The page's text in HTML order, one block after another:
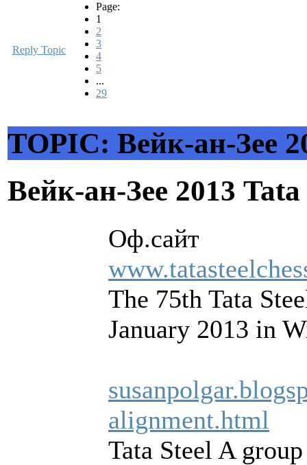
Reply Topic
Page:
1
2
3
4
5
...
29
TOPIC: Вейк-ан-Зее
Вейк-ан-Зее 2013
Оф.сайт
The 75th Tata
January 2013 in
alignment.html
Tata Steel A group